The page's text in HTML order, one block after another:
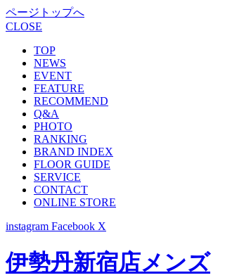
ページトップへ
CLOSE
TOP
NEWS
EVENT
FEATURE
RECOMMEND
Q&A
PHOTO
RANKING
BRAND INDEX
FLOOR GUIDE
SERVICE
CONTACT
ONLINE STORE
instagram Facebook X
伊勢丹新宿店メンズ